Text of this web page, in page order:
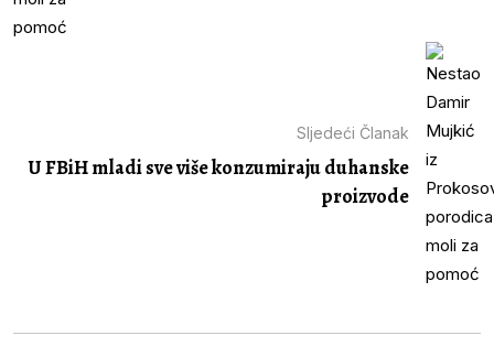
Sljedeći Članak
U FBiH mladi sve više konzumiraju duhanske
proizvode